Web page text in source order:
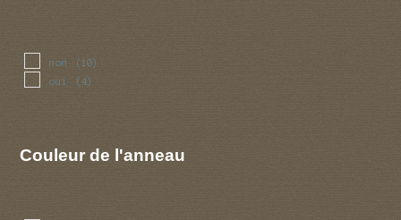
non (10)
oui (4)
Couleur de l'anneau